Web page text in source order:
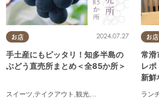
お店 2024.07.27
手土産にもピッタリ！知多半島の
ぶどう直売所まとめ＜全85か所＞
スイーツ テイクアウト 観光 季節ネタ
お店
常滑
レ
新鮮
ラン